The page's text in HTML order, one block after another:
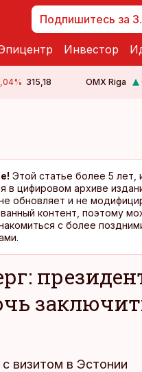
Инвестор
% 315,18 OMX Riga
Этой статье более 5 лет,
в цифировом архиве
обновляет и не
контент, поэтому
с более
визитом в Эстонии